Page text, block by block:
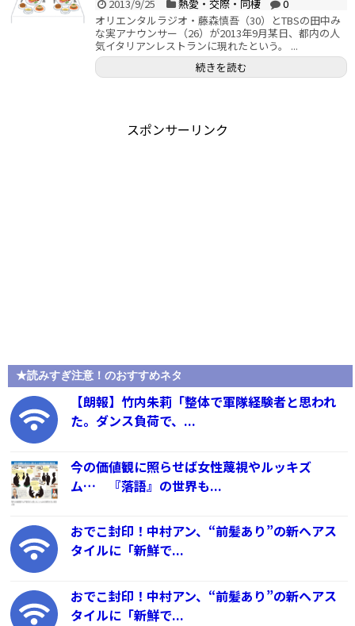
2013/9/25 熱愛・交際・同棲
0
オリエンタルラジオ・藤森慎吾（30）とTBSの田中み
な実アナウンサー（26）が2013年9月某日、都内の人
気イタリアンレストランに現れたという。 ...
続きを読む
スポンサーリンク
★読みすぎ注意！のおすすめネタ
【朗報】竹内朱莉「整体で軍隊経験者と思われ
た。ダンス負荷で、...
今の価値観に照らせば女性蔑視やルッキズ
ム… 『落語』の世界も...
おでこ封印！中村アン、“前髪あり”の新ヘアス
タイルに「新鮮で...
おでこ封印！中村アン、“前髪あり”の新ヘアス
タイルに「新鮮で...